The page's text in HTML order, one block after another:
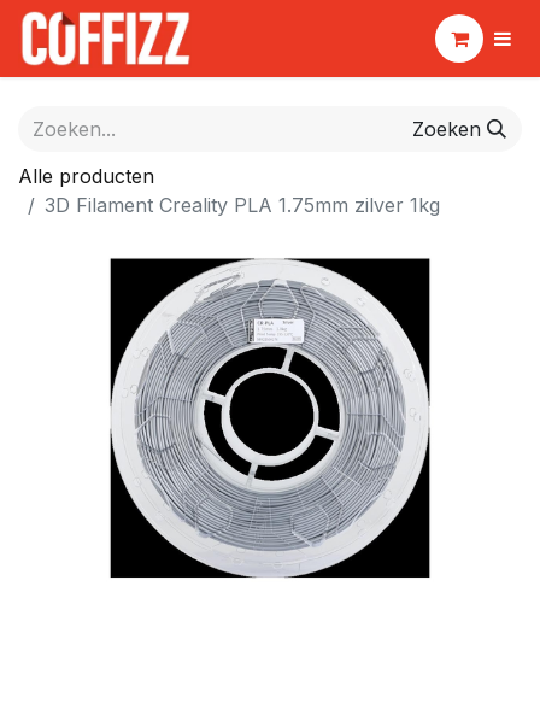
Zoeken
Alle producten
3D Filament Creality PLA 1.75mm zilver 1kg